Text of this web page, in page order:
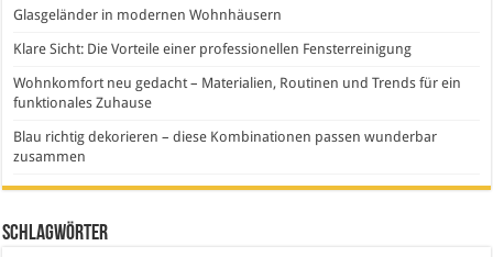
Glasgeländer in modernen Wohnhäusern
Klare Sicht: Die Vorteile einer professionellen Fensterreinigung
Wohnkomfort neu gedacht – Materialien, Routinen und Trends für ein
funktionales Zuhause
Blau richtig dekorieren – diese Kombinationen passen wunderbar
zusammen
Schlagwörter